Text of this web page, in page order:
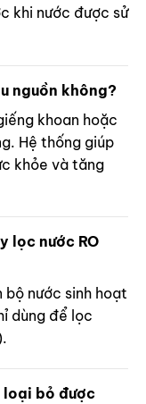
khi nước được sử
nguồn không?
khoan hoặc
Hệ thống giúp
khỏe và tăng
lọc nước RO
bộ nước sinh hoạt
dùng để lọc
loại bỏ được